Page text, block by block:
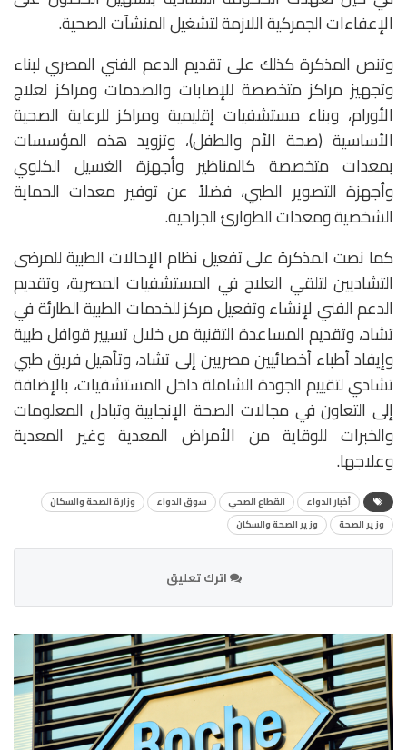
الإعفاءات الجمركية اللازمة لتشغيل المنشآت الصحية.
وتنص المذكرة كذلك على تقديم الدعم الفني المصري لبناء
وتجهيز مراكز متخصصة للإصابات والصدمات ومراكز لعلاج
الأورام، وبناء مستشفيات إقليمية ومراكز للرعاية الصحية
الأساسية (صحة الأم والطفل)، وتزويد هذه المؤسسات
بمعدات متخصصة كالمناظير وأجهزة الغسيل الكلوي
وأجهزة التصوير الطبي، فضلاً عن توفير معدات الحماية
الشخصية ومعدات الطوارئ الجراحية.
كما نصت المذكرة على تفعيل نظام الإحالات الطبية للمرضى
التشاديين لتلقي العلاج في المستشفيات المصرية، وتقديم
الدعم الفني لإنشاء وتفعيل مركز للخدمات الطبية الطارئة في
تشاد، وتقديم المساعدة التقنية من خلال تسيير قوافل طبية
وإيفاد أطباء أخصائيين مصريين إلى تشاد، وتأهيل فريق طبي
تشادي لتقييم الجودة الشاملة داخل المستشفيات، بالإضافة
إلى التعاون في مجالات الصحة الإنجابية وتبادل المعلومات
والخبرات للوقاية من الأمراض المعدية وغير المعدية
وعلاجها.
أخبار الدواء القطاع الصحي سوق الدواء
وزارة الصحة والسكان
وزير الصحة
وزير الصحة والسكان
اترك تعليق